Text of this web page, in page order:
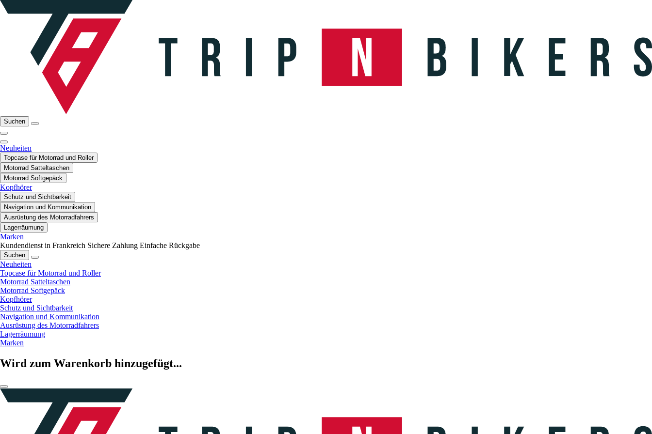
Suchen
Neuheiten
Topcase für Motorrad und Roller
Motorrad Satteltaschen
Motorrad Softgepäck
Kopfhörer
Schutz und Sichtbarkeit
Navigation und Kommunikation
Ausrüstung des Motorradfahrers
Lagerräumung
Marken
Kundendienst in Frankreich Sichere Zahlung Einfache Rückgabe
Suchen
Neuheiten
Topcase für Motorrad und Roller
Motorrad Satteltaschen
Motorrad Softgepäck
Kopfhörer
Schutz und Sichtbarkeit
Navigation und Kommunikation
Ausrüstung des Motorradfahrers
Lagerräumung
Marken
Wird zum Warenkorb hinzugefügt...